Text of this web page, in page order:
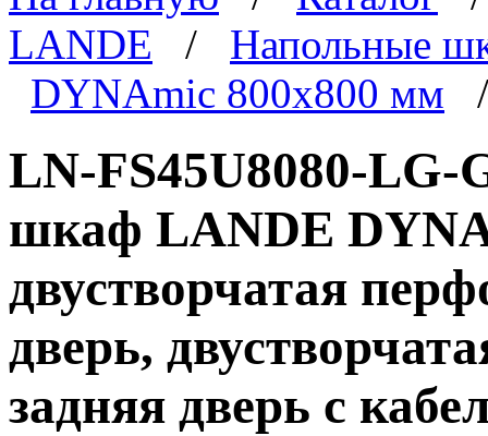
LANDE / Напольные
DYNAmic 800x800 мм
LN-FS45U8080-
шкаф LANDE
двустворчатая
дверь,
задняя дверь с